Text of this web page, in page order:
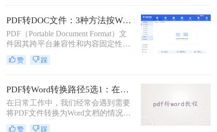
助大家轻松应对这一需求。
PDF转DOC文件：3种方法按Word版本兼容性选择！
PDF（Portable Document Format）文
件因其跨平台兼容性和内容固定性而
广受欢迎，但在某些情况下，我们可
能需要将其转换为DOC（Microsoft
那么pdf文件怎么转换成doc文件呢？
本文将介绍三种将PDF文件转换成
DOC文件的方法。
赞 踩
PDF转Word转换路径5选1：在线、软件、手机端各场景最优解！
在日常工作中，我们经常会遇到需要
将PDF文件转换为Word文档的情况，
以便对内容进行编辑或修改。那么pdf
赞 踩